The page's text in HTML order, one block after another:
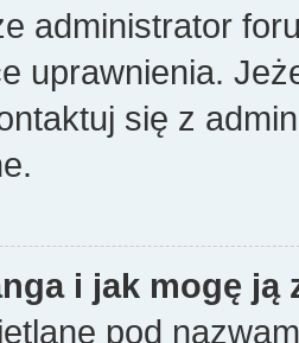
administrator
uprawnienia.
się z
i jak mogę ją
pod